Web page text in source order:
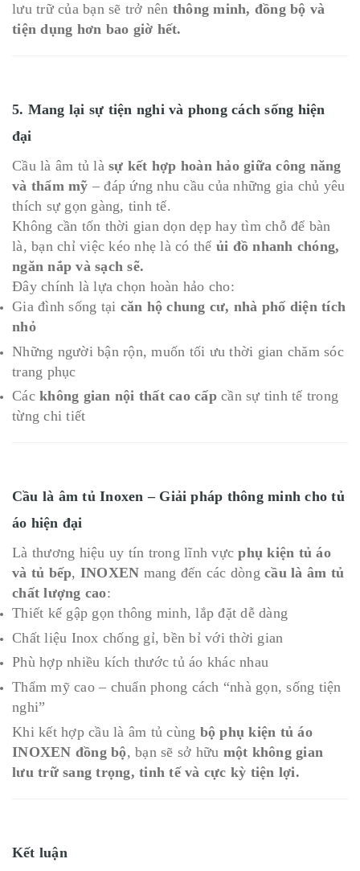
lưu trữ của bạn sẽ trở nên thông minh, đồng bộ và
tiện dụng hơn bao giờ hết.
5. Mang lại sự tiện nghi và phong cách sống hiện
đại
Cầu là âm tủ là sự kết hợp hoàn hảo giữa công năng
và thẩm mỹ – đáp ứng nhu cầu của những gia chủ yêu
thích sự gọn gàng, tinh tế.
Không cần tốn thời gian dọn dẹp hay tìm chỗ để bàn
là, bạn chỉ việc kéo nhẹ là có thể ủi đồ nhanh chóng,
ngăn nắp và sạch sẽ.
Đây chính là lựa chọn hoàn hảo cho:
Gia đình sống tại căn hộ chung cư, nhà phố diện tích
nhỏ
Những người bận rộn, muốn tối ưu thời gian chăm sóc
trang phục
Các không gian nội thất cao cấpcần sự tinh tế trong
từng chi tiết
Cầu là âm tủ Inoxen – Giải pháp thông minh cho tủ
áo hiện đại
Là thương hiệu uy tín trong lĩnh vựcphụ kiện tủ áo
và tủ bếp, INOXEN mang đến các dòng cầu là âm tủ
chất lượng cao:
Thiết kế gập gọn thông minh, lắp đặt dễ dàng
Chất liệu Inox chống gỉ, bền bỉ với thời gian
Phù hợp nhiều kích thước tủ áo khác nhau
Thẩm mỹ cao – chuẩn phong cách “nhà gọn, sống tiện
nghi”
Khi kết hợp cầu là âm tủ cùng bộ phụ kiện tủ áo
INOXEN đồng bộ, bạn sẽ sở hữu một không gian
lưu trữ sang trọng, tinh tế và cực kỳ tiện lợi.
Kết luận